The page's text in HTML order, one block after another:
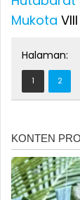
Mukota VIII
Halaman:
1 2